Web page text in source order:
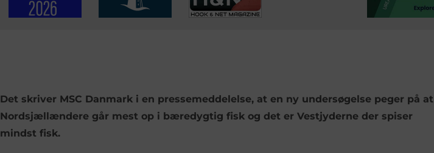
Det skriver MSC Danmark i en pressemeddelelse, at en ny undersøgelse peger på at
Nordsjællændere går mest op i bæredygtig fisk og det er Vestjyderne der spiser
mindst fisk.